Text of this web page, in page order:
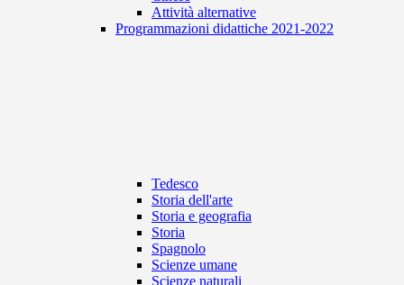
Attività alternative
Programmazioni didattiche 2021-2022
Tedesco
Storia dell'arte
Storia e geografia
Storia
Spagnolo
Scienze umane
Scienze naturali